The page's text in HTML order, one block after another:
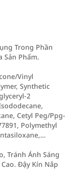
Trong Phần
Sản Phẩm.
Vinyl
Synthetic
2
Cetyl Peg/Ppg-
Polymethyl
Tránh Ánh Sáng
Đậy Kín Nắp